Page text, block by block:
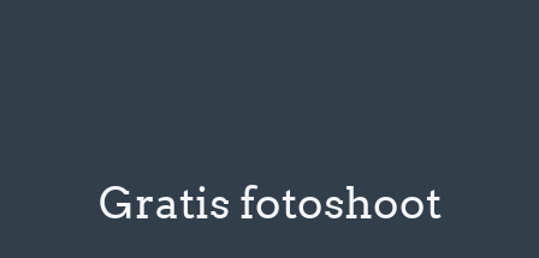
Gratis fotoshoot